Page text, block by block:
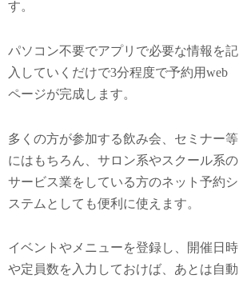
す。
パソコン不要でアプリで必要な情報を記
入していくだけで3分程度で予約用web
ページが完成します。
多くの方が参加する飲み会、セミナー等
にはもちろん、サロン系やスクール系の
サービス業をしている方のネット予約シ
ステムとしても便利に使えます。
イベントやメニューを登録し、開催日時
や定員数を入力しておけば、あとは自動